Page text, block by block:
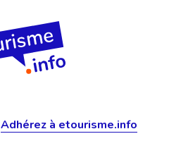
Adhérez à etourisme.info